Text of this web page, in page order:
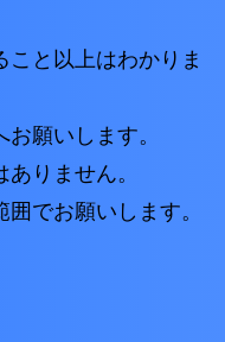
こと以上はわかりま
願いします。
りません。
でお願いします。